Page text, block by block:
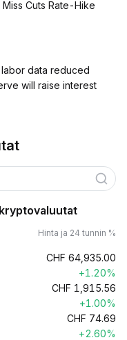
Cuts Rate-Hike
data reduced
will raise interest
Hinta ja 24 tunnin %
CHF 64,935.00
+1.20%
CHF 1,915.56
+1.00%
CHF 74.69
+2.60%